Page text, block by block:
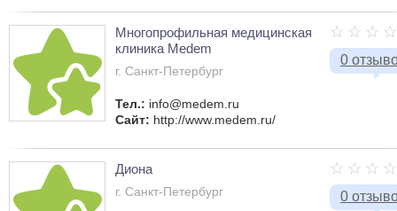
0
Многопрофильная медицинская
клиника Medem
г. Санкт-Петербург
Тел.: info@medem.ru
Сайт: http://www.medem.ru/
0
Диона
г. Санкт-Петербург